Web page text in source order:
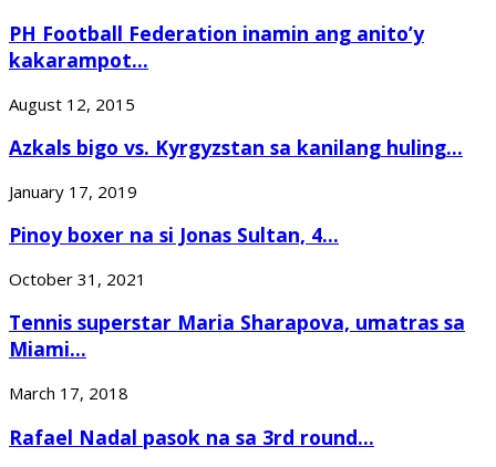
PH Football Federation inamin ang anito’y
kakarampot...
August 12, 2015
Azkals bigo vs. Kyrgyzstan sa kanilang huling...
January 17, 2019
Pinoy boxer na si Jonas Sultan, 4...
October 31, 2021
Tennis superstar Maria Sharapova, umatras sa
Miami...
March 17, 2018
Rafael Nadal pasok na sa 3rd round...